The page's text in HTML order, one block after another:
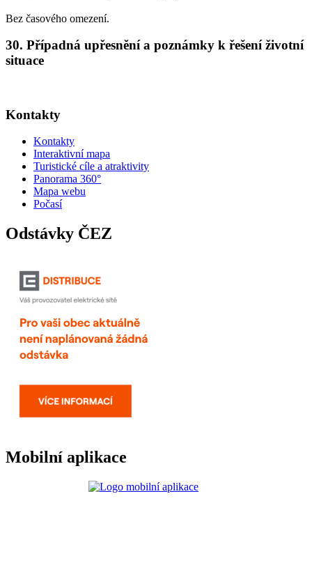
Bez časového omezení.
30. Případná upřesnění a poznámky k řešení životní
situace
Kontakty
Kontakty
Interaktivní mapa
Turistické cíle a atraktivity
Panorama 360°
Mapa webu
Počasí
Odstávky ČEZ
Mobilní aplikace